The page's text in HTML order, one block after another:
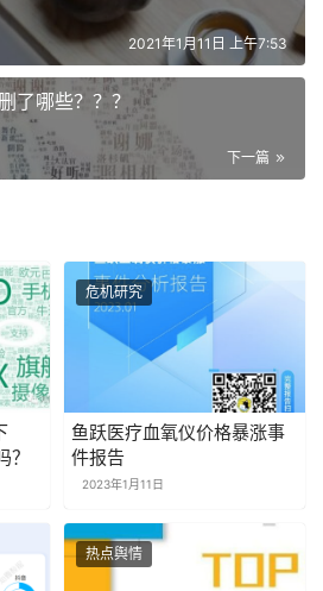
2021年1月11日 上午7:53
了哪些？？？
下一篇
危机研究
鱼跃医疗血氧仪价格暴涨事
件报告
2023年1月11日
热点舆情